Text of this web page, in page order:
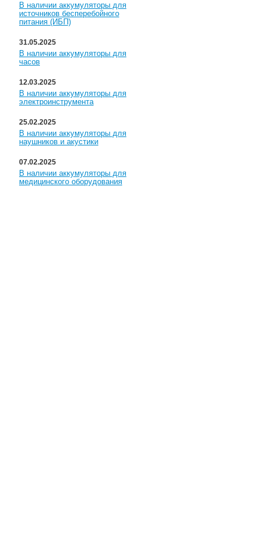
В наличии аккумуляторы для
источников бесперебойного
питания (ИБП)
31.05.2025
В наличии аккумуляторы для
часов
12.03.2025
В наличии аккумуляторы для
электроинструмента
25.02.2025
В наличии аккумуляторы для
наушников и акустики
07.02.2025
В наличии аккумуляторы для
медицинского оборудования